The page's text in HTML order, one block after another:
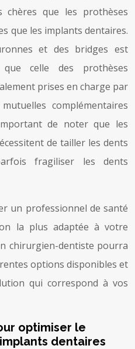
chères que les prothèses
que les implants dentaires.
et des bridges est
celle des prothèses
prises en charge par
complémentaires
de noter que les
de tailler les dents
fragiliser les dents
un professionnel de santé
la plus adaptée à votre
chirurgien-dentiste pourra
options disponibles et
qui correspond à vos
optimiser le
dentaires